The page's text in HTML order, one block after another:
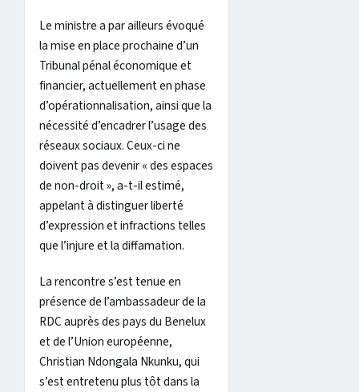
Le ministre a par ailleurs évoqué
la mise en place prochaine d’un
Tribunal pénal économique et
financier, actuellement en phase
d’opérationnalisation, ainsi que la
nécessité d’encadrer l’usage des
réseaux sociaux. Ceux-ci ne
doivent pas devenir « des espaces
de non-droit », a-t-il estimé,
appelant à distinguer liberté
d’expression et infractions telles
que l’injure et la diffamation.
La rencontre s’est tenue en
présence de l’ambassadeur de la
RDC auprès des pays du Benelux
et de l’Union européenne,
Christian Ndongala Nkunku, qui
s’est entretenu plus tôt dans la